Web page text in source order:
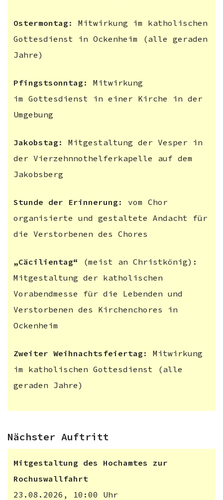
Ostermontag : Mitwirkung im katholischen
Gottesdienst in Ockenheim (alle geraden
Jahre)
Pfingstsonntag : Mitwirkung
im Gottesdienst in einer Kirche in der
Umgebung
Jakobstag : Mitgestaltung der Vesper in
der Vierzehnnothelferkapelle auf dem
Jakobsberg
Stunde der Erinnerung : vom Chor
organisierte und gestaltete Andacht für
die Verstorbenen des Chores
„Cäcilientag“ (meist an Christkönig):
Mitgestaltung der katholischen
Vorabendmesse für die Lebenden und
Verstorbenen des Kirchenchores in
Ockenheim
Zweiter Weihnachtsfeiertag : Mitwirkung
im katholischen Gottesdienst (alle
geraden Jahre)
Nächster Auftritt
Mitgestaltung des Hochamtes zur
Rochuswallfahrt
23.08.2026, 10:00 Uhr